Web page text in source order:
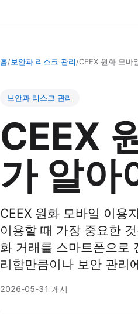
홈/보안과 리스크 관리/CEEX 원화 모바
보안과 리스크 관리
CEEX
가 알아
CEEX 원화 모바일 이용
이용할 때 가장 중요한
화 거래를 스마트폰으로
리함만큼이나 보안 관리
2026-05-31 게시